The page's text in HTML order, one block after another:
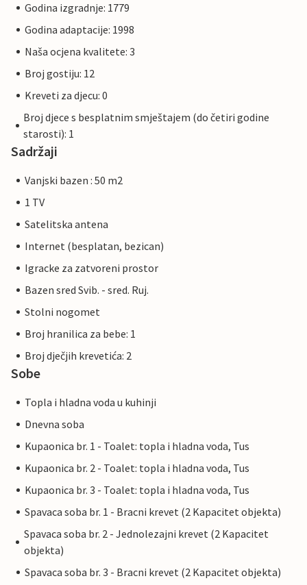
Godina izgradnje: 1779
Godina adaptacije: 1998
Naša ocjena kvalitete: 3
Broj gostiju: 12
Kreveti za djecu: 0
Broj djece s besplatnim smještajem (do četiri godine
starosti): 1
Sadržaji
Vanjski bazen : 50 m2
1 TV
Satelitska antena
Internet (besplatan, bezican)
Igracke za zatvoreni prostor
Bazen sred Svib. - sred. Ruj.
Stolni nogomet
Broj hranilica za bebe: 1
Broj dječjih krevetića: 2
Sobe
Topla i hladna voda u kuhinji
Dnevna soba
Kupaonica br. 1 - Toalet: topla i hladna voda, Tus
Kupaonica br. 2 - Toalet: topla i hladna voda, Tus
Kupaonica br. 3 - Toalet: topla i hladna voda, Tus
Spavaca soba br. 1 - Bracni krevet (2 Kapacitet objekta)
Spavaca soba br. 2 - Jednolezajni krevet (2 Kapacitet
objekta)
Spavaca soba br. 3 - Bracni krevet (2 Kapacitet objekta)